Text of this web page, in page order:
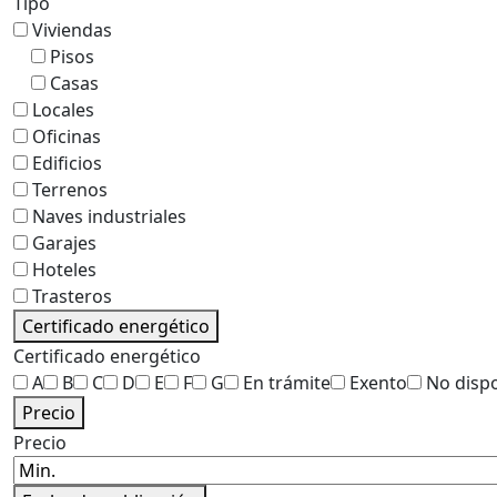
Viviendas
Pisos
Casas
Locales
Oficinas
Edificios
Terrenos
Naves industriales
Garajes
Hoteles
Trasteros
Certificado energético
Certificado energético
A
B C D E F G En trámite Exento
No
Precio
Precio